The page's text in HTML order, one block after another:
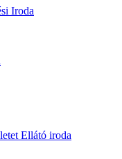
Iroda
Ellátó iroda